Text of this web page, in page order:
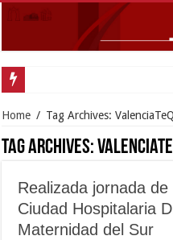
Home / Tag Archives:
Tag Archives:
Realizada jornada
Ciudad Hospitalaria
Maternidad del Sur